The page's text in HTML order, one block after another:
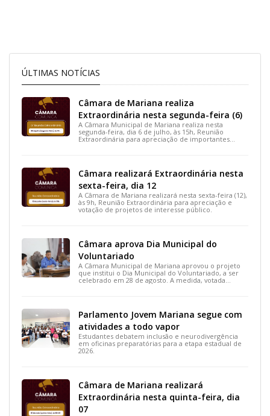
ÚLTIMAS NOTÍCIAS
Câmara de Mariana realiza
Extraordinária nesta segunda-feira (6)
A Câmara Municipal de Mariana realiza nesta
segunda-feira, dia 6 de julho, às 15h, Reunião
Extraordinária para apreciação de importantes
Câmara realizará Extraordinária nesta
sexta-feira, dia 12
A Câmara de Mariana realizará nesta sexta-feira (12),
às 9h, Reunião Extraordinária para apreciação e
votação de projetos de interesse público.
Câmara aprova Dia Municipal do
Voluntariado
A Câmara Municipal de Mariana aprovou o projeto
que institui o Dia Municipal do Voluntariado, a ser
celebrado em 28 de agosto. A medida, votada
durante a 15ª Reunião Ordinária, busca reconhecer
Parlamento Jovem Mariana segue com
atividades a todo vapor
Estudantes debatem inclusão e neurodivergência
em oficinas preparatórias para a etapa estadual de
2026.
Câmara de Mariana realizará
Extraordinária nesta quinta-feira, dia
07